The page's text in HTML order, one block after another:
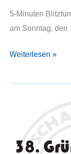
5-Minuten
am Sonntag, den
39.
Weiterlesen »